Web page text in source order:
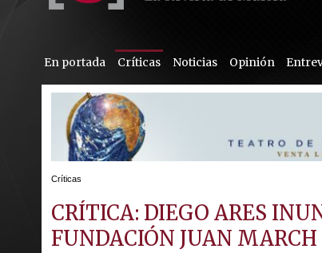
En portada Críticas Noticias Opinión
Críticas
CRÍTICA: DIEGO ARES
FUNDACIÓN JUAN MARCH